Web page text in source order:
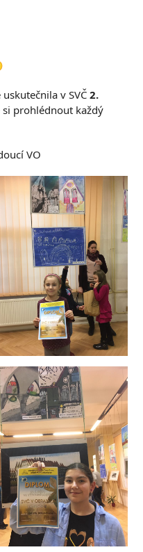
uskutečnila v SVČ2.
prohlédnout každý
VO